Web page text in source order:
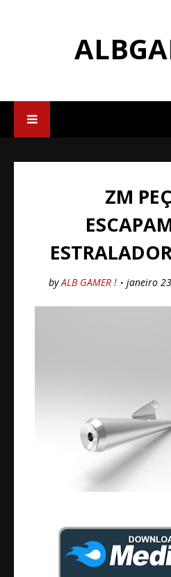
ZM
by ALB GAMER ! janeiro